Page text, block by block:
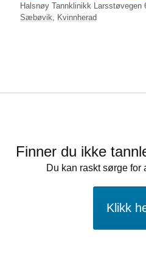
Halsnøy Tannklinikk Larsstøvegen
Sæbøvik
Kvinnherad
Finner du ikke
Du kan raskt sørge for
Klikk